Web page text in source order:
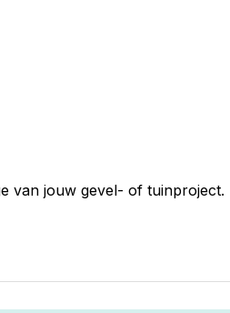
van jouw gevel- of tuinproject.